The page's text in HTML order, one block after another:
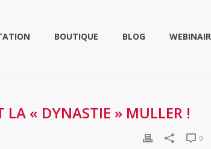
BOUTIQUE BLOG
LA « DYNASTIE » MULLER !
0